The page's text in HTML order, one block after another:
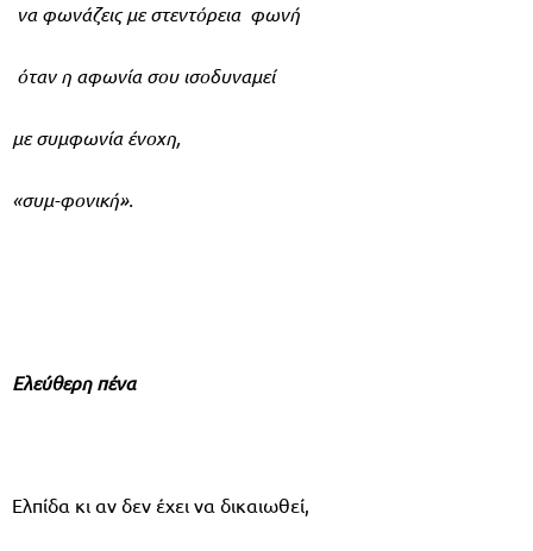
να φωνάζεις με στεντόρεια φωνή
όταν η αφωνία σου ισοδυναμεί
με συμφωνία ένοχη,
«συμ-φονική».
Ελεύθερη πένα
Ελπίδα κι αν δεν έχει να δικαιωθεί,